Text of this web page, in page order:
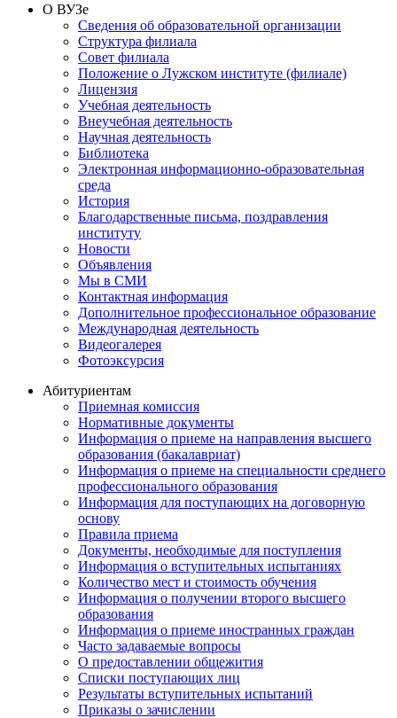
О ВУЗе
Сведения об образовательной организации
Структура филиала
Совет филиала
Положение о Лужском институте (филиале)
Лицензия
Учебная деятельность
Внеучебная деятельность
Научная деятельность
Библиотека
Электронная информационно-образовательная
среда
История
Благодарственные письма, поздравления
институту
Новости
Объявления
Мы в СМИ
Контактная информация
Дополнительное профессиональное образование
Международная деятельность
Видеогалерея
Фотоэксурсия
Абитуриентам
Приемная комиссия
Нормативные документы
Информация о приеме на направления высшего
образования (бакалавриат)
Информация о приеме на специальности среднего
профессионального образования
Информация для поступающих на договорную
основу
Правила приема
Документы, необходимые для поступления
Информация о вступительных испытаниях
Количество мест и стоимость обучения
Информация о получении второго высшего
образования
Информация о приеме иностранных граждан
Часто задаваемые вопросы
О предоставлении общежития
Списки поступающих лиц
Результаты вступительных испытаний
Приказы о зачислении